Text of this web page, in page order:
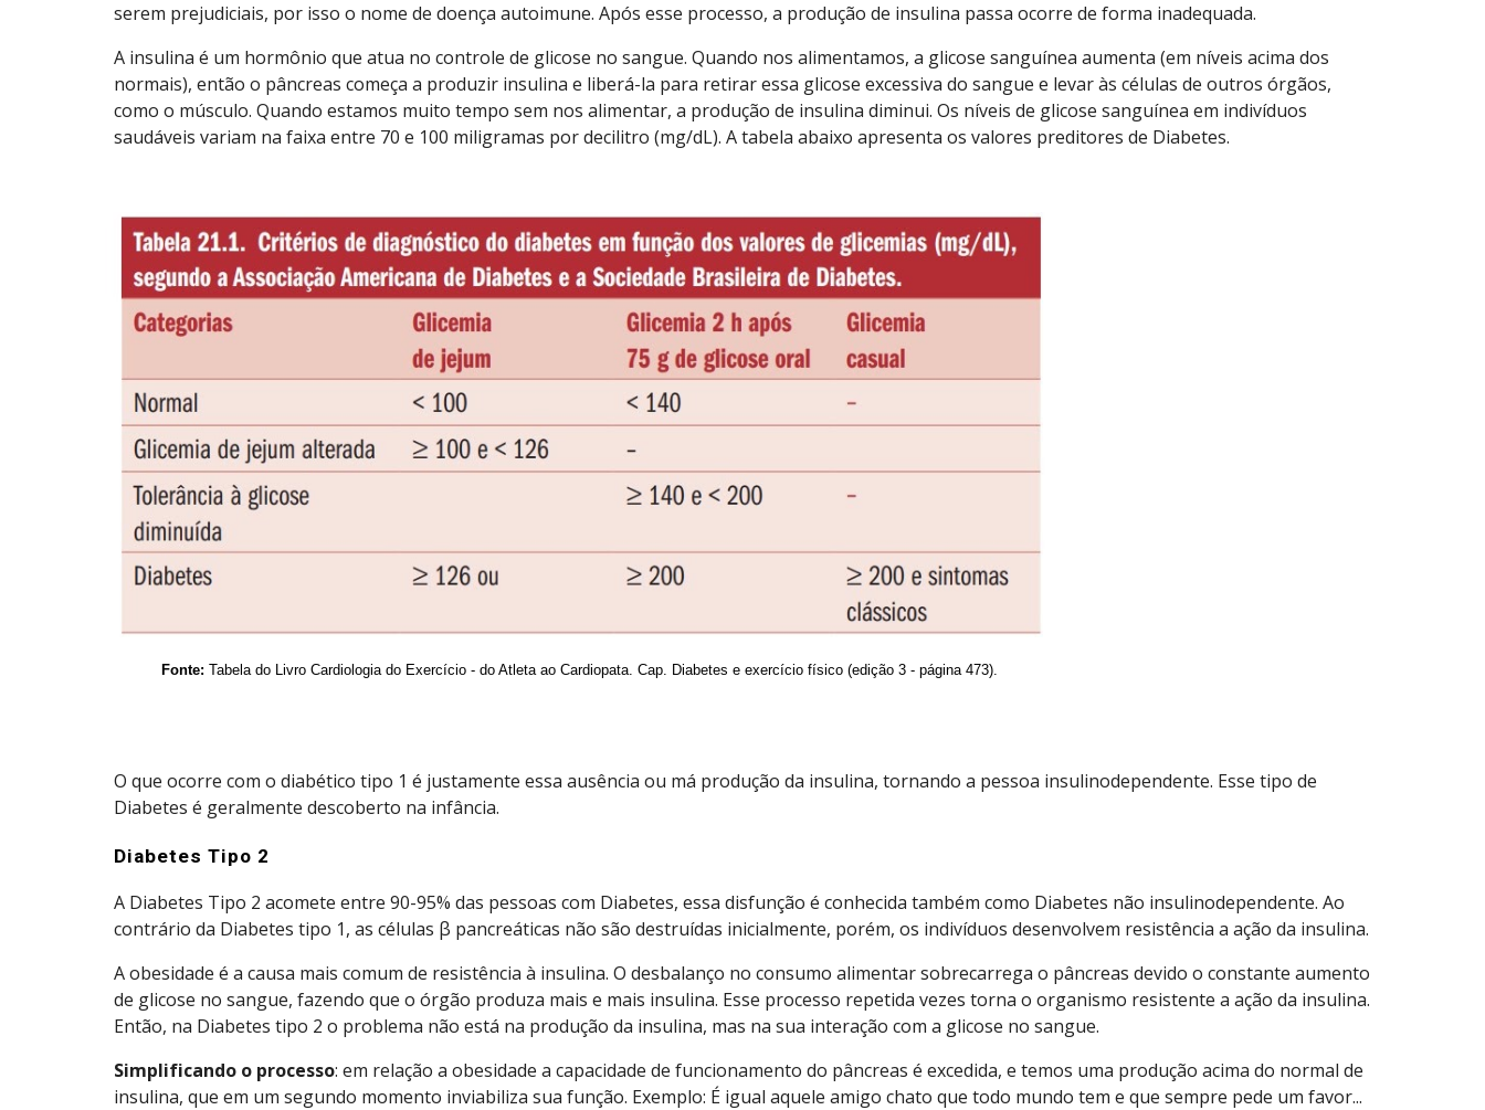
serem prejudiciais, por isso o nome de doença autoimune. Após esse processo, a produção de insulina passa ocorre de forma inadequada.
A insulina é um hormônio que atua no controle de glicose no sangue. Quando nos alimentamos, a glicose sanguínea aumenta (em níveis acima dos
normais), então o pâncreas começa a produzir insulina e liberá-la para retirar essa glicose excessiva do sangue e levar às células de outros órgãos,
como o músculo. Quando estamos muito tempo sem nos alimentar, a produção de insulina diminui. Os níveis de glicose sanguínea em indivíduos
saudáveis variam na faixa entre 70 e 100 miligramas por decilitro (mg/dL). A tabela abaixo apresenta os valores preditores de Diabetes.
Fonte: Tabela do Livro Cardiologia do Exercício - do Atleta ao Cardiopata. Cap. Diabetes e exercício físico (edição 3 - página 473).
O que ocorre com o diabético tipo 1 é justamente essa ausência ou má produção da insulina, tornando a pessoa insulinodependente. Esse tipo de
Diabetes é geralmente descoberto na infância.
Diabetes Tipo 2
A Diabetes Tipo 2 acomete entre 90-95% das pessoas com Diabetes, essa disfunção é conhecida também como Diabetes não insulinodependente. Ao
contrário da Diabetes tipo 1, as células β pancreáticas não são destruídas inicialmente, porém, os indivíduos desenvolvem resistência a ação da insulina.
A obesidade é a causa mais comum de resistência à insulina. O desbalanço no consumo alimentar sobrecarrega o pâncreas devido o constante aumento
de glicose no sangue, fazendo que o órgão produza mais e mais insulina. Esse processo repetida vezes torna o organismo resistente a ação da insulina.
Então, na Diabetes tipo 2 o problema não está na produção da insulina, mas na sua interação com a glicose no sangue.
Simplificando o processo: em relação a obesidade a capacidade de funcionamento do pâncreas é excedida, e temos uma produção acima do normal de
insulina, que em um segundo momento inviabiliza sua função. Exemplo: É igual aquele amigo chato que todo mundo tem e que sempre pede um favor...